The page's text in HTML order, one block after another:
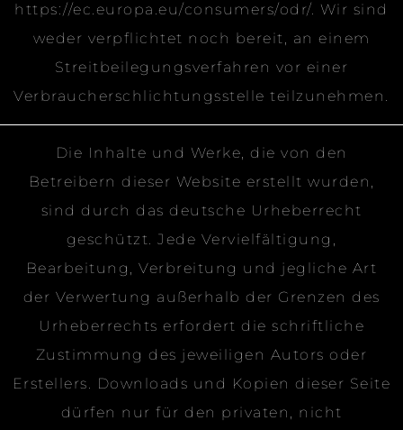
https://ec.europa.eu/consumers/odr/. Wir sind
weder verpflichtet noch bereit, an einem
Streitbeilegungsverfahren vor einer
Verbraucherschlichtungsstelle teilzunehmen.
Die Inhalte und Werke, die von den
Betreibern dieser Website erstellt wurden,
sind durch das deutsche Urheberrecht
geschützt. Jede Vervielfältigung,
Bearbeitung, Verbreitung und jegliche Art
der Verwertung außerhalb der Grenzen des
Urheberrechts erfordert die schriftliche
Zustimmung des jeweiligen Autors oder
Erstellers. Downloads und Kopien dieser Seite
dürfen nur für den privaten, nicht